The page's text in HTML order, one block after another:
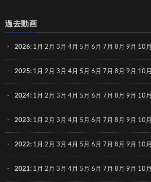
過去動画
2026: 1月 2月 3月 4月 5月 6月 7月 8月 9月 10月
2025: 1月 2月 3月 4月 5月 6月 7月 8月 9月 10月
2024: 1月 2月 3月 4月 5月 6月 7月 8月 9月 10月
2023: 1月 2月 3月 4月 5月 6月 7月 8月 9月 10月
2022: 1月 2月 3月 4月 5月 6月 7月 8月 9月 10月
2021: 1月 2月 3月 4月 5月 6月 7月 8月 9月 10月